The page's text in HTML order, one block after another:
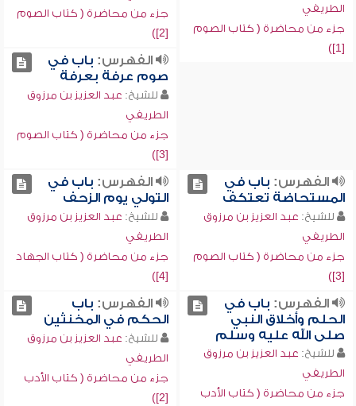
الطريفي
جزء من محاضرة ( كتاب الصوم
[1])
جزء من محاضرة ( كتاب الصوم
[2])
الفهرس: باب في
صوم عرفة بعرفة
للشيخ: عبد العزيز بن مرزوق
الطريفي
جزء من محاضرة ( كتاب الصوم
[3])
الفهرس: باب في
المستحاضة تعتكف
للشيخ: عبد العزيز بن مرزوق
الطريفي
جزء من محاضرة ( كتاب الصوم
[3])
الفهرس: باب في
التولي يوم الزحف
للشيخ: عبد العزيز بن مرزوق
الطريفي
جزء من محاضرة ( كتاب الجهاد
[4])
الفهرس: باب في
الحلم وأخلاق النبي
صلى الله عليه وسلم
للشيخ: عبد العزيز بن مرزوق
الطريفي
جزء من محاضرة ( كتاب الأدب
الفهرس: باب
الحكم في المخنثين
للشيخ: عبد العزيز بن مرزوق
الطريفي
جزء من محاضرة ( كتاب الأدب
[2])